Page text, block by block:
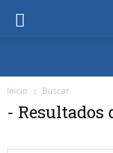
Inicio Buscar
- Resultados